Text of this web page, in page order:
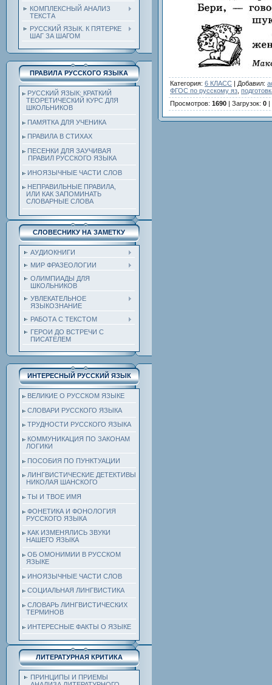
КОМПЛЕКСНЫЙ АНАЛИЗ
ТЕКСТА
РУССКИЙ ЯЗЫК. К ПЯТЕРКЕ
ШАГ ЗА ШАГОМ
ПРАВИЛА РУССКОГО ЯЗЫКА
РУССКИЙ ЯЗЫК: КРАТКИЙ
ТЕОРЕТИЧЕСКИЙ КУРС ДЛЯ
ШКОЛЬНИКОВ
ПАМЯТКА ДЛЯ УЧЕНИКА
ПРАВИЛА В СТИХАХ
ПЕСЕНКИ ДЛЯ ЗАУЧИВАЯ
ПРАВИЛ РУССКОГО ЯЗЫКА
ИНОЯЗЫЧНЫЕ ЧАСТИ СЛОВ
НЕПРАВИЛЬНЫЕ ПРАВИЛА,
ИЛИ КАК ЗАПОМИНАТЬ
СЛОВАРНЫЕ СЛОВА
СЛОВЕСНИКУ НА ЗАМЕТКУ
АУДИОКНИГИ
МИР ФРАЗЕОЛОГИИ
ОЛИМПИАДЫ ДЛЯ
ШКОЛЬНИКОВ
УВЛЕКАТЕЛЬНОЕ
ЯЗЫКОЗНАНИЕ
РАБОТА С ТЕКСТОМ
ГЕРОИ ДО ВСТРЕЧИ С
ПИСАТЕЛЕМ
ИНТЕРЕСНЫЙ РУССКИЙ ЯЗЫК
ВЕЛИКИЕ О РУССКОМ ЯЗЫКЕ
СЛОВАРИ РУССКОГО ЯЗЫКА
ТРУДНОСТИ РУССКОГО ЯЗЫКА
КОММУНИКАЦИЯ ПО ЗАКОНАМ
ЛОГИКИ
ПОСОБИЯ ПО ПУНКТУАЦИИ
ЛИНГВИСТИЧЕСКИЕ ДЕТЕКТИВЫ
НИКОЛАЯ ШАНСКОГО
ТЫ И ТВОЕ ИМЯ
ФОНЕТИКА И ФОНОЛОГИЯ
РУССКОГО ЯЗЫКА
КАК ИЗМЕНЯЛИСЬ ЗВУКИ
НАШЕГО ЯЗЫКА
ОБ ОМОНИМИИ В РУССКОМ
ЯЗЫКЕ
ИНОЯЗЫЧНЫЕ ЧАСТИ СЛОВ
СОЦИАЛЬНАЯ ЛИНГВИСТИКА
СЛОВАРЬ ЛИНГВИСТИЧЕСКИХ
ТЕРМИНОВ
ИНТЕРЕСНЫЕ ФАКТЫ О ЯЗЫКЕ
ЛИТЕРАТУРНАЯ КРИТИКА
ПРИНЦИПЫ И ПРИЕМЫ
Категория: 6 КЛАСС | Добавил:
ФГОС по русскому яз
Просмотров: 1690 | Загрузок: 0 |